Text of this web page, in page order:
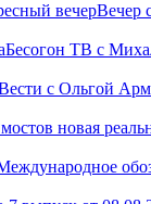
Вечер
Бесогон ТВ с
с Ольгой
новая